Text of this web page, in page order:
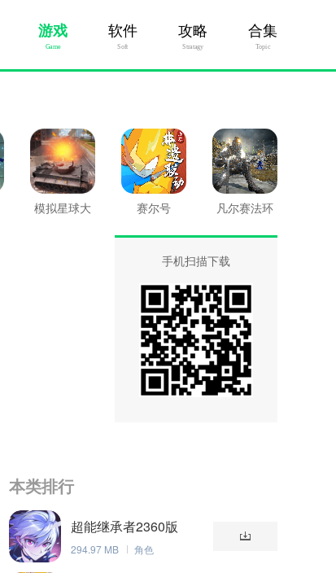
游戏
Game
软件
Soft
攻略
Stratagy
合集
Topic
模拟星球大
赛尔号 凡尔赛法环
手机扫描下载
本类排行
超能继承者2360版
294.97 MB 角色